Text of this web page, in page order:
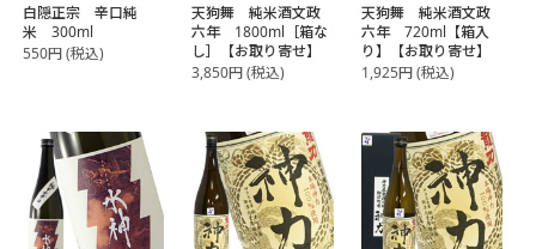
白隠正宗 辛口純
米 300ml
550円(税込)
天狗舞 純米酒文政
六年 1800ml［箱な
し］【お取り寄せ】
3,850円(税込)
天狗舞 純米酒文政
六年 720ml【箱入
り】【お取り寄せ】
1,925円(税込)